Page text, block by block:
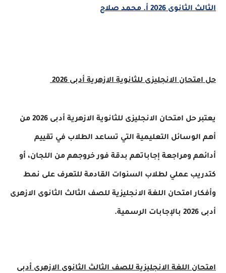
الثالث الثانوى 2026 أ. محمد صلاح
حل امتحان الانجليزى للثانوية الازهرية أدبى 2026
يعتبر حل امتحان الانجليزى للثانوية الازهرية أدبى 2026 من
أهم الوسائل التعليمية التي تساعد الطلاب في تقييم
أدائهم ومراجعة إجاباتهم بدقة فور خروجهم من اللجان، أو
كتدريب عملي لطلاب السنوات القادمة للتعرف على نمط
وأفكار امتحان اللغة الانجليزية للصف الثالث الثانوى الازهرى
أدبى 2026 بالإجابات الرسمية.
امتحان اللغة الانجليزية للصف الثالث الثانوى الازهرى أدبى